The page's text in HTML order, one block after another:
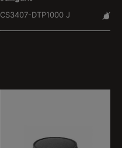
CS3407-DTP1000 J